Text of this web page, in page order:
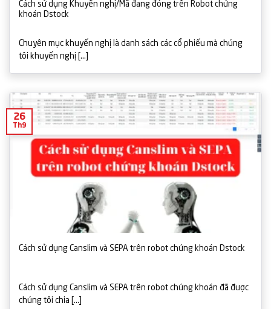
Cách sử dụng Khuyến nghị/Mã đang đóng trên Robot chứng
khoán Dstock
Chuyên mục khuyến nghị là danh sách các cổ phiếu mà chúng
tôi khuyến nghị [...]
Cách sử dụng Canslim và SEPA trên robot chứng khoán Dstock
Cách sử dụng Canslim và SEPA trên robot chứng khoán đã được
chúng tôi chia [...]
26
Th9